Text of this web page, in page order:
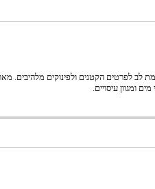
לב לפרטים הקטנים ולפינוקים מלהיבים.
ומגוון עיסויים.